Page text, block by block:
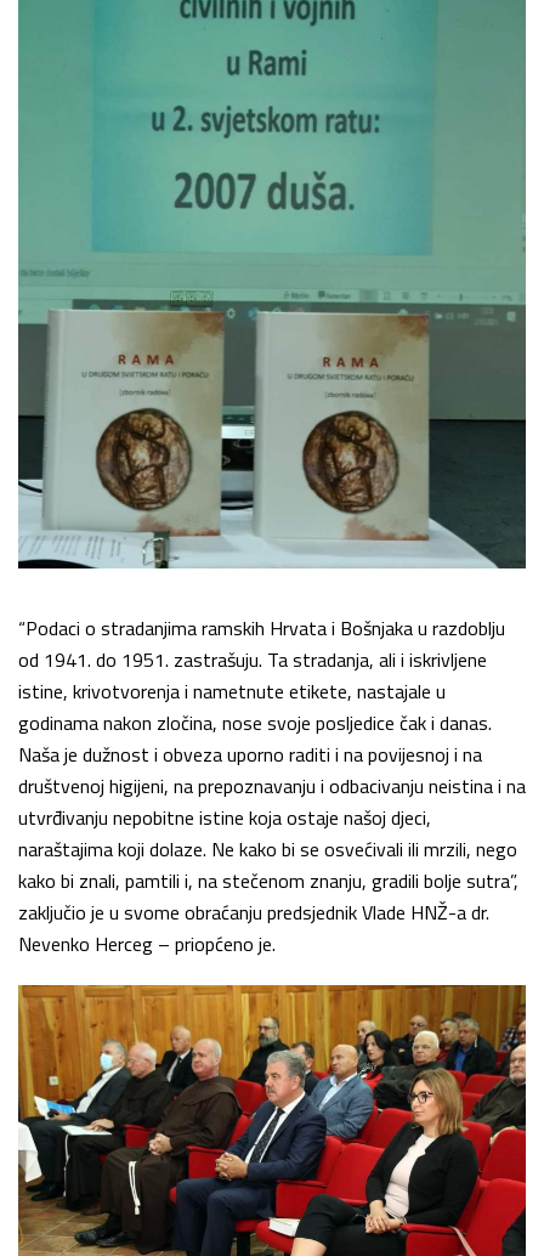
“Podaci o stradanjima ramskih Hrvata i Bošnjaka u razdoblju
od 1941. do 1951. zastrašuju. Ta stradanja, ali i iskrivljene
istine, krivotvorenja i nametnute etikete, nastajale u
godinama nakon zločina, nose svoje posljedice čak i danas.
Naša je dužnost i obveza uporno raditi i na povijesnoj i na
društvenoj higijeni, na prepoznavanju i odbacivanju neistina i na
utvrđivanju nepobitne istine koja ostaje našoj djeci,
naraštajima koji dolaze. Ne kako bi se osvećivali ili mrzili, nego
kako bi znali, pamtili i, na stečenom znanju, gradili bolje sutra”,
zaključio je u svome obraćanju predsjednik Vlade HNŽ-a dr.
Nevenko Herceg – priopćeno je.